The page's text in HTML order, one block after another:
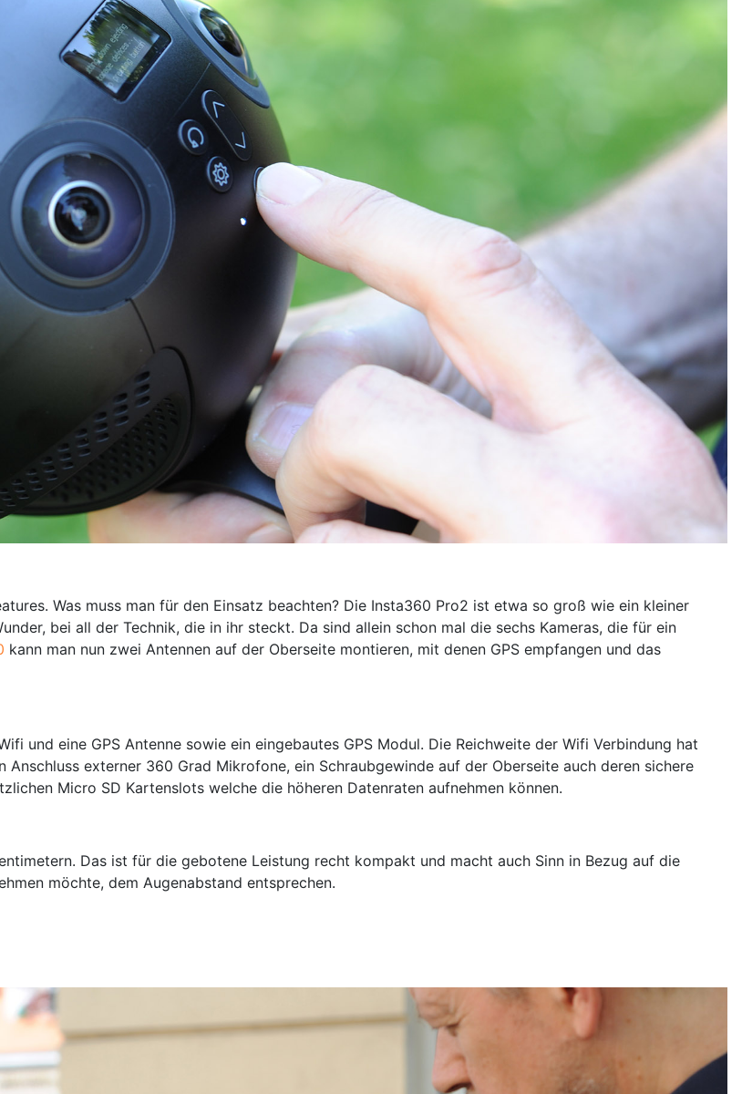
Was muss man für den Einsatz beachten? Die Insta360 Pro2 ist etwa so groß wie ein kleiner
bei all der Technik, die in ihr steckt. Da sind allein schon mal die sechs Kameras, die für ein
kann man nun zwei Antennen auf der Oberseite montieren, mit denen GPS empfangen und das
und eine GPS Antenne sowie ein eingebautes GPS Modul. Die Reichweite der Wifi Verbindung hat
externer 360 Grad Mikrofone, ein Schraubgewinde auf der Oberseite auch deren sichere
Micro SD Kartenslots welche die höheren Datenraten aufnehmen können.
Das ist für die gebotene Leistung recht kompakt und macht auch Sinn in Bezug auf die
möchte, dem Augenabstand entsprechen.